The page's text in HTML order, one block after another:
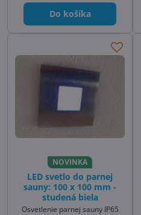
Do košíka
NOVINKA
LED svetlo do parnej
sauny: 100 x 100 mm -
studená biela
Osvetlenie parnej sauny IP65